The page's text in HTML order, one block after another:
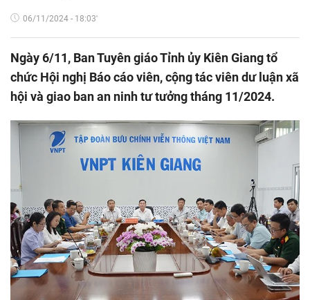
06/11/2024 - 18:03'
Ngày 6/11, Ban Tuyên giáo Tỉnh ủy Kiên Giang tổ
chức Hội nghị Báo cáo viên, cộng tác viên dư luận xã
hội và giao ban an ninh tư tưởng tháng 11/2024.